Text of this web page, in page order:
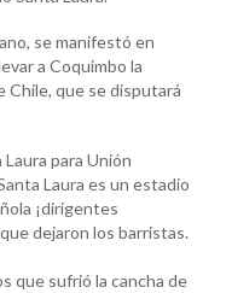
se manifestó en
a Coquimbo la
Chile, que se disputará
Laura para Unión
Laura es un estadio
¡dirigentes
dejaron los barristas.
que sufrió la cancha de